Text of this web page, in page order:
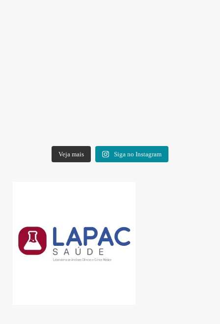
Veja mais Siga no Instagram